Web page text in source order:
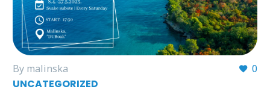
0
By malinska
UNCATEGORIZED